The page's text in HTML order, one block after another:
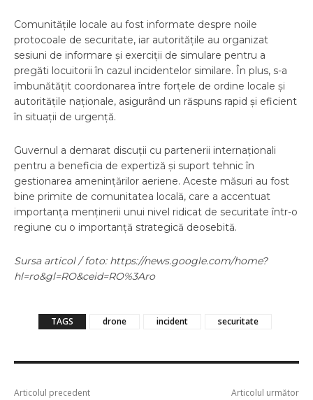
Comunitățile locale au fost informate despre noile
protocoale de securitate, iar autoritățile au organizat
sesiuni de informare și exerciții de simulare pentru a
pregăti locuitorii în cazul incidentelor similare. În plus, s-a
îmbunătățit coordonarea între forțele de ordine locale și
autoritățile naționale, asigurând un răspuns rapid și eficient
în situații de urgență.
Guvernul a demarat discuții cu partenerii internaționali
pentru a beneficia de expertiză și suport tehnic în
gestionarea amenințărilor aeriene. Aceste măsuri au fost
bine primite de comunitatea locală, care a accentuat
importanța menținerii unui nivel ridicat de securitate într-o
regiune cu o importanță strategică deosebită.
Sursa articol / foto: https://news.google.com/home?
hl=ro&gl=RO&ceid=RO%3Aro
TAGS drone incident securitate
Articolul precedent Articolul următor